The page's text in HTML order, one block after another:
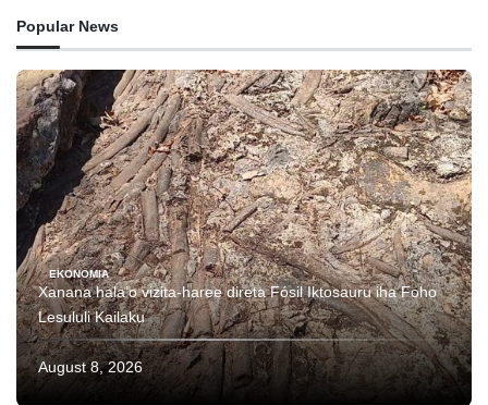
Popular News
EKONOMIA
Xanana hala’o vizita-haree direta Fósil Iktosauru iha Foho
Lesululi Kailaku
August 8, 2026